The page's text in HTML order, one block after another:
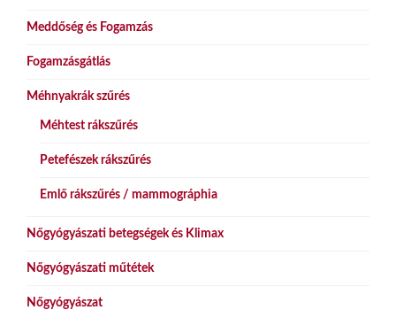
Meddőség és Fogamzás
Fogamzásgátlás
Méhnyakrák szűrés
Méhtest rákszűrés
Petefészek rákszűrés
Emlő rákszűrés / mammográphia
Nőgyógyászati betegségek és Klimax
Nőgyógyászati műtétek
Nőgyógyászat